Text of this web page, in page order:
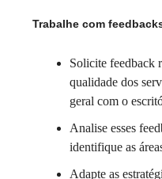
Trabalhe com
Solicite feedback
qualidade dos
geral com o
Analise esses
identifique as
Adapte as